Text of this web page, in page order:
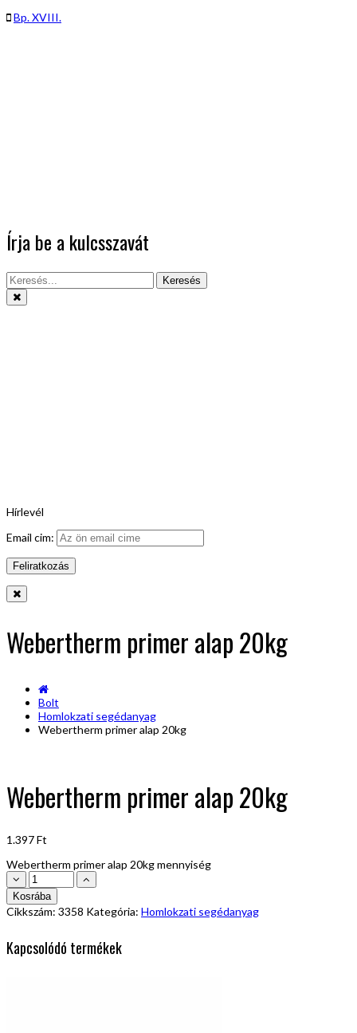
Bp. XVIII.
Írja be a kulcsszavát
Keresés
Hírlevél
Email cim:
Webertherm primer alap 20kg
Bolt
Homlokzati segédanyag
Webertherm primer alap 20kg
Webertherm primer alap 20kg
1.397Ft
Webertherm primer alap 20kg mennyiség
Kosrába
Cikkszám: 3358 Kategória: Homlokzati segédanyag
Kapcsolódó termékek